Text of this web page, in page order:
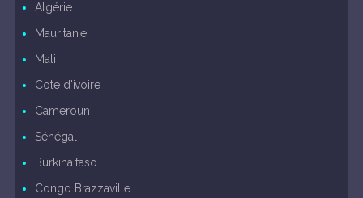
Algérie
Mauritanie
Mali
Cote d'ivoire
Cameroun
Sénégal
Burkina faso
Congo Brazzaville